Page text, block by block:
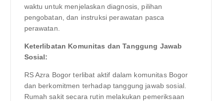
waktu untuk menjelaskan diagnosis, pilihan
pengobatan, dan instruksi perawatan pasca
perawatan.
Keterlibatan Komunitas dan Tanggung Jawab
Sosial:
RS Azra Bogor terlibat aktif dalam komunitas Bogor
dan berkomitmen terhadap tanggung jawab sosial.
Rumah sakit secara rutin melakukan pemeriksaan